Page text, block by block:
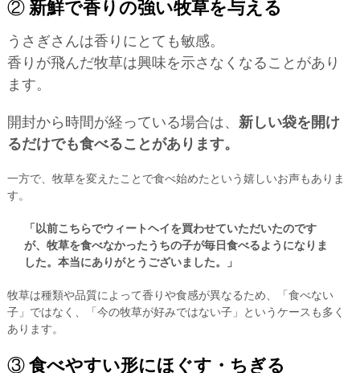
② 新鮮で香りの強い牧草を与える
うさぎさんは香りにとても敏感。
香りが飛んだ牧草は興味を示さなくなることがあり
ます。
開封から時間が経っている場合は、 新しい袋を開け
るだけでも食べることがあります。
一方で、牧草を変えたことで食べ始めたという嬉しいお声もありま
す。
「以前こちらでウィートヘイを買わせていただいたのです
が、牧草を食べなかったうちの子が毎日食べるようになりま
した。本当にありがとうございました。」
牧草は種類や品質によって香りや食感が異なるため、「食べない
子」ではなく、「今の牧草が好みではない子」というケースも多く
あります。
③ 食べやすい形にほぐす・ちぎる